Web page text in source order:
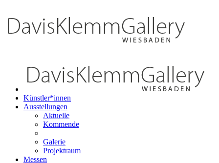
Künstler*innen
Ausstellungen
Aktuelle
Kommende
Galerie
Projektraum
Messen